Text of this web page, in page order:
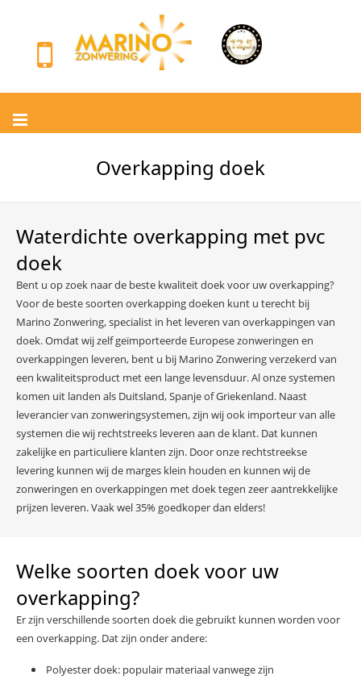
Overkapping doek
Waterdichte overkapping met pvc
doek
Bent u op zoek naar de beste kwaliteit doek voor uw overkapping?
Voor de beste soorten overkapping doeken kunt u terecht bij
Marino Zonwering, specialist in het leveren van overkappingen van
doek. Omdat wij zelf geïmporteerde Europese zonweringen en
overkappingen leveren, bent u bij Marino Zonwering verzekerd van
een kwaliteitsproduct met een lange levensduur. Al onze systemen
komen uit landen als Duitsland, Spanje of Griekenland. Naast
leverancier van zonweringsystemen, zijn wij ook importeur van alle
systemen die wij rechtstreeks leveren aan de klant. Dat kunnen
zakelijke en particuliere klanten zijn. Door onze rechtstreekse
levering kunnen wij de marges klein houden en kunnen wij de
zonweringen en overkappingen met doek tegen zeer aantrekkelijke
prijzen leveren. Vaak wel 35% goedkoper dan elders!
Welke soorten doek voor uw
overkapping?
Er zijn verschillende soorten doek die gebruikt kunnen worden voor
een overkapping. Dat zijn onder andere:
Polyester doek: populair materiaal vanwege zijn